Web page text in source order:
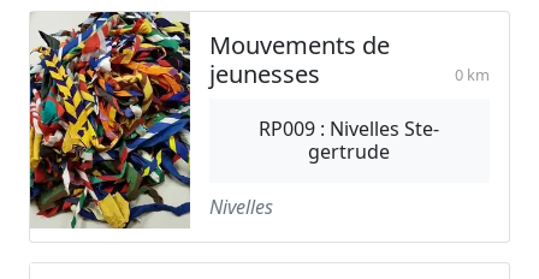
Mouvements de
jeunesses
0 km
RP009 : Nivelles Ste-
gertrude
Nivelles